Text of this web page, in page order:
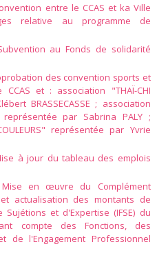
entre le CCAS et ka Ville
relative au programme de
au Fonds de solidarité
des convention sports et
et : association "THAÏ-CHI
BRASSECASSE ; association
représentée par Sabrina PALY ;
représentée par Yvrie
à jour du tableau des emplois
en œuvre du Complément
actualisation des montants de
et d'Expertise (IFSE) du
compte des Fonctions, des
de l'Engagement Professionnel